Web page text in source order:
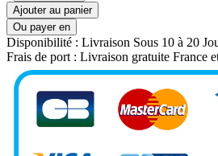
Ajouter au panier
Ou payer en
Disponibilité : Livraison Sous 10 à 20
Frais de port : Livraison gratuite France